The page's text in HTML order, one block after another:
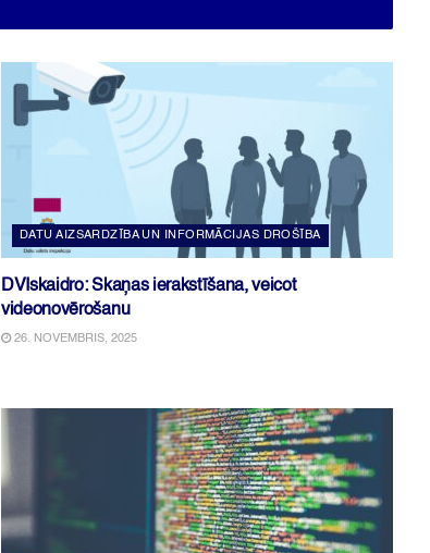
DATU AIZSARDZĪBA UN INFORMĀCIJAS DROŠĪBA
DVIskaidro: Skaņas ierakstīšana, veicot
videonovērošanu
26. NOVEMBRIS, 2025